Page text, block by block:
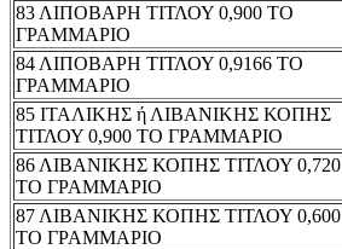
83 ΛΙΠΟΒΑΡΗ ΤΙΤΛΟΥ 0,900 ΤΟ
ΓΡΑΜΜΑΡΙΟ
84 ΛΙΠΟΒΑΡΗ ΤΙΤΛΟΥ 0,9166 ΤΟ
ΓΡΑΜΜΑΡΙΟ
85 ΙΤΑΛΙΚΗΣ ή ΛΙΒΑΝΙΚΗΣ ΚΟΠΗΣ
ΤΙΤΛΟΥ 0,900 ΤΟ ΓΡΑΜΜΑΡΙΟ
86 ΛΙΒΑΝΙΚΗΣ ΚΟΠΗΣ ΤΙΤΛΟΥ 0,720
ΤΟ ΓΡΑΜΜΑΡΙΟ
87 ΛΙΒΑΝΙΚΗΣ ΚΟΠΗΣ ΤΙΤΛΟΥ 0,600
ΤΟ ΓΡΑΜΜΑΡΙΟ